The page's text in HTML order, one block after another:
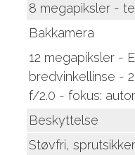
8 megapiksler -
Bakkamera
12 megapiksler -
bredvinkellinse -
f/2.0 - fokus:
Beskyttelse
Støvfri, sprutsikker